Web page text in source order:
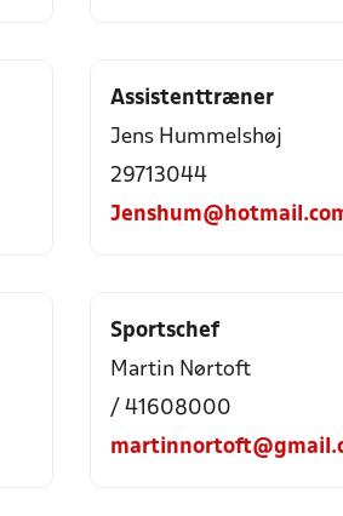
Assistenttræner
Jens Hummelshøj
29713044
Sportschef
Martin Nørtoft
/ 41608000